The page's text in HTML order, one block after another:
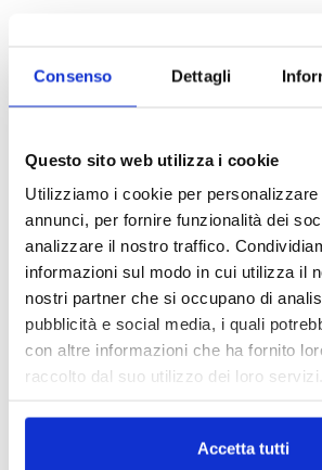
Consenso Dettagli
Questo sito web utilizza i cookie
Utilizziamo i cookie per
annunci, per fornire funzionalità dei
analizzare il nostro traffico.
informazioni sul modo in cui utilizza il
nostri partner che si occupano di
pubblicità e social media, i quali
con altre informazioni che ha fornito
raccolto dal suo utilizzo dei loro servizi.
Accetta tutti